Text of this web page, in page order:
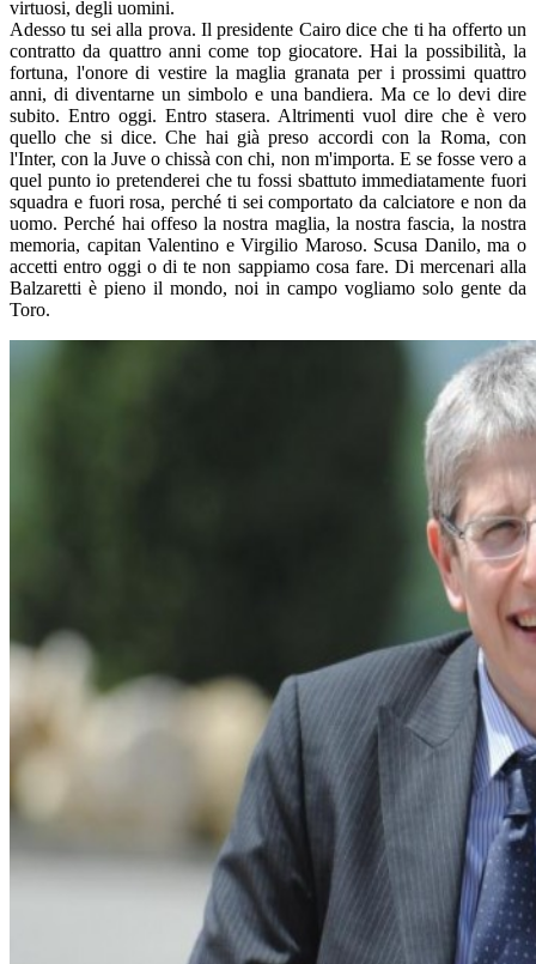
virtuosi, degli uomini.
Adesso tu sei alla prova. Il presidente Cairo dice che ti ha offerto un
contratto da quattro anni come top giocatore. Hai la possibilità, la
fortuna, l'onore di vestire la maglia granata per i prossimi quattro
anni, di diventarne un simbolo e una bandiera. Ma ce lo devi dire
subito. Entro oggi. Entro stasera. Altrimenti vuol dire che è vero
quello che si dice. Che hai già preso accordi con la Roma, con
l'Inter, con la Juve o chissà con chi, non m'importa. E se fosse vero a
quel punto io pretenderei che tu fossi sbattuto immediatamente fuori
squadra e fuori rosa, perché ti sei comportato da calciatore e non da
uomo. Perché hai offeso la nostra maglia, la nostra fascia, la nostra
memoria, capitan Valentino e Virgilio Maroso. Scusa Danilo, ma o
accetti entro oggi o di te non sappiamo cosa fare. Di mercenari alla
Balzaretti è pieno il mondo, noi in campo vogliamo solo gente da
Toro.